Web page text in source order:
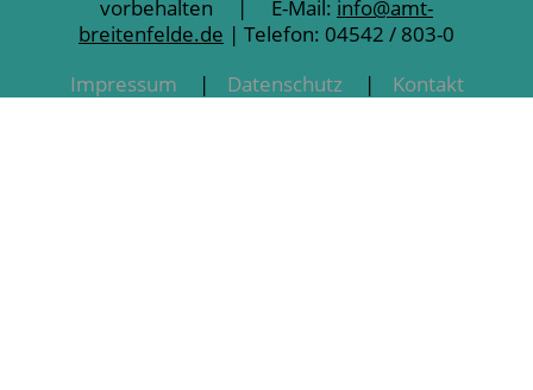
vorbehalten | E-Mail: info@amt-
breitenfelde.de | Telefon: 04542 / 803-0
Impressum
Datenschutz Kontakt